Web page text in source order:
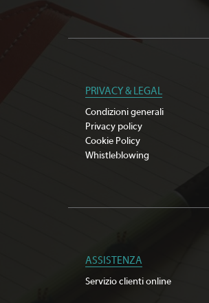
PRIVACY & LEGAL
Condizioni generali
Privacy policy
Cookie Policy
Whistleblowing
ASSISTENZA
Servizio clienti online